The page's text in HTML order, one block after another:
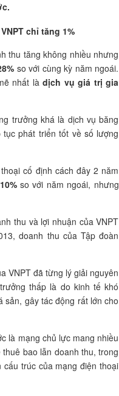
thu tăng không nhiều nhưng
so với cùng kỳ năm ngoái.
nhất làdịch vụ giá trị gia
trưởng khá là dịch vụ băng
phát triển tốt về số lượng
cố định cách đây 2 năm
10%so với năm ngoái, nhưng
thu và lợi nhuận của VNPT
doanh thu của Tập đoàn
VNPT đã từng lý giải nguyên
thấp là do kinh tế khó
sản, gây tác động rất lớn cho
là mạng chủ lực mang nhiều
bao lẫn doanh thu, trong
trúc của mạng điện thoại